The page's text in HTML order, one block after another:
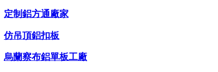
定制鋁方通廠家
仿吊頂鋁扣板
烏蘭察布鋁單板工廠